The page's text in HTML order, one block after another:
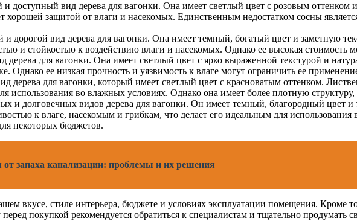
доступный вид дерева для вагонки. Она имеет светлый цвет с розовым оттенком
хорошей защитой от влаги и насекомых. Единственным недостатком сосны
и дорогой вид дерева для вагонки. Она имеет темный, богатый цвет и заметную
и стойкостью к воздействию влаги и насекомых. Однако ее высокая стоимость
для вагонки. Она имеет светлый цвет с ярко выраженной текстурой и
Однако ее низкая прочность и уязвимость к влаге могут ограничить ее
дерева для вагонки, который имеет светлый цвет с красноватым оттенком.
использования во влажных условиях. Однако она имеет более плотную структуру,
и долговечных видов дерева для вагонки. Он имеет темный, благородный цвет
к влаге, насекомым и грибкам, что делает его идеальным для
некоторых бюджетов.
от запаха канализации: проблемы и их решения
вкусе, стиле интерьера, бюджете и условиях эксплуатации помещения. Кроме
покупкой рекомендуется обратиться к специалистам и тщательно продумать